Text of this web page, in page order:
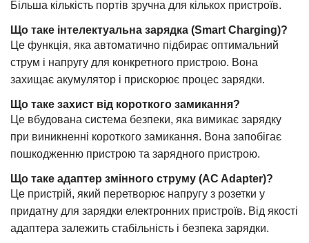
Більша кількість портів зручна для кількох пристроїв.
Що таке інтелектуальна зарядка (Smart Charging)?
Це функція, яка автоматично підбирає оптимальний
струм і напругу для конкретного пристрою. Вона
захищає акумулятор і прискорює процес зарядки.
Що таке захист від короткого замикання?
Це вбудована система безпеки, яка вимикає зарядку
при виникненні короткого замикання. Вона запобігає
пошкодженню пристрою та зарядного пристрою.
Що таке адаптер змінного струму (AC Adapter)?
Це пристрій, який перетворює напругу з розетки у
придатну для зарядки електронних пристроїв. Від якості
адаптера залежить стабільність і безпека зарядки.